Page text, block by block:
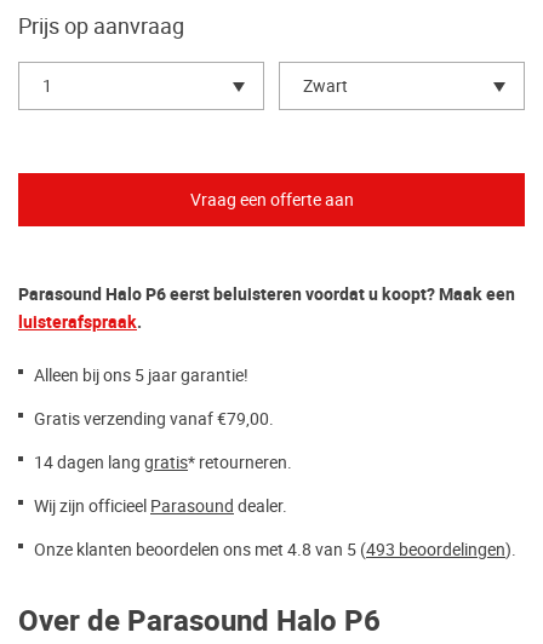
Prijs op aanvraag
1 Zwart
Parasound Halo P6 eerst beluisteren voordat u koopt? Maak een
luisterafspraak.
Alleen bij ons 5 jaar garantie!
Gratis verzending vanaf €79,00.
14 dagen lang gratis* retourneren.
Wij zijn officieel Parasound dealer.
Onze klanten beoordelen ons met 4.8 van 5 (493 beoordelingen).
Over de Parasound Halo P6